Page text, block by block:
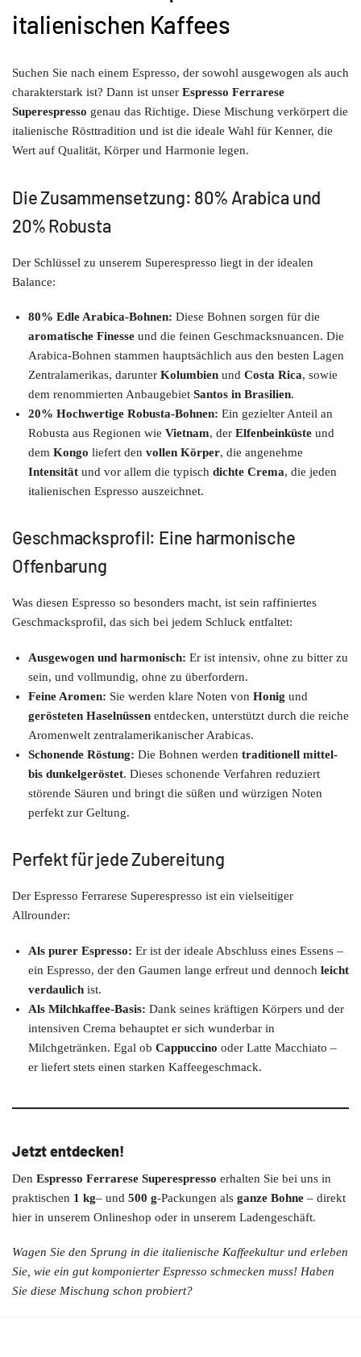
italienischen Kaffees
Suchen Sie nach einem Espresso, der sowohl ausgewogen als auch
charakterstark ist? Dann ist unser Espresso Ferrarese
Superespresso genau das Richtige. Diese Mischung verkörpert die
italienische Rösttradition und ist die ideale Wahl für Kenner, die
Wert auf Qualität, Körper und Harmonie legen.
Die Zusammensetzung: 80% Arabica und
20% Robusta
Der Schlüssel zu unserem Superespresso liegt in der idealen
Balance:
80% Edle Arabica-Bohnen: Diese Bohnen sorgen für die
aromatische Finesse und die feinen Geschmacksnuancen. Die
Arabica-Bohnen stammen hauptsächlich aus den besten Lagen
Zentralamerikas, darunter Kolumbien und Costa Rica, sowie
dem renommierten Anbaugebiet Santos in Brasilien.
20% Hochwertige Robusta-Bohnen: Ein gezielter Anteil an
Robusta aus Regionen wie Vietnam, der Elfenbeinküste und
dem Kongo liefert den vollen Körper, die angenehme
Intensität und vor allem die typisch dichte Crema, die jeden
italienischen Espresso auszeichnet.
Geschmacksprofil: Eine harmonische
Offenbarung
Was diesen Espresso so besonders macht, ist sein raffiniertes
Geschmacksprofil, das sich bei jedem Schluck entfaltet:
Ausgewogen und harmonisch: Er ist intensiv, ohne zu bitter zu
sein, und vollmundig, ohne zu überfordern.
Feine Aromen: Sie werden klare Noten von Honig und
gerösteten Haselnüssen entdecken, unterstützt durch die reiche
Aromenwelt zentralamerikanischer Arabicas.
Schonende Röstung: Die Bohnen werden traditionell mittel-
bis dunkelgeröstet. Dieses schonende Verfahren reduziert
störende Säuren und bringt die süßen und würzigen Noten
perfekt zur Geltung.
Perfekt für jede Zubereitung
Der Espresso Ferrarese Superespresso ist ein vielseitiger
Allrounder:
Als purer Espresso: Er ist der ideale Abschluss eines Essens –
ein Espresso, der den Gaumen lange erfreut und dennoch leicht
verdaulich ist.
Als Milchkaffee-Basis: Dank seines kräftigen Körpers und der
intensiven Crema behauptet er sich wunderbar in
Milchgetränken. Egal ob Cappuccino oder Latte Macchiato –
er liefert stets einen starken Kaffeegeschmack.
Jetzt entdecken!
Den Espresso Ferrarese Superespresso erhalten Sie bei uns in
praktischen 1 kg– und 500 g-Packungen als ganze Bohne – direkt
hier in unserem Onlineshop oder in unserem Ladengeschäft.
Wagen Sie den Sprung in die italienische Kaffeekultur und erleben
Sie, wie ein gut komponierter Espresso schmecken muss! Haben
Sie diese Mischung schon probiert?